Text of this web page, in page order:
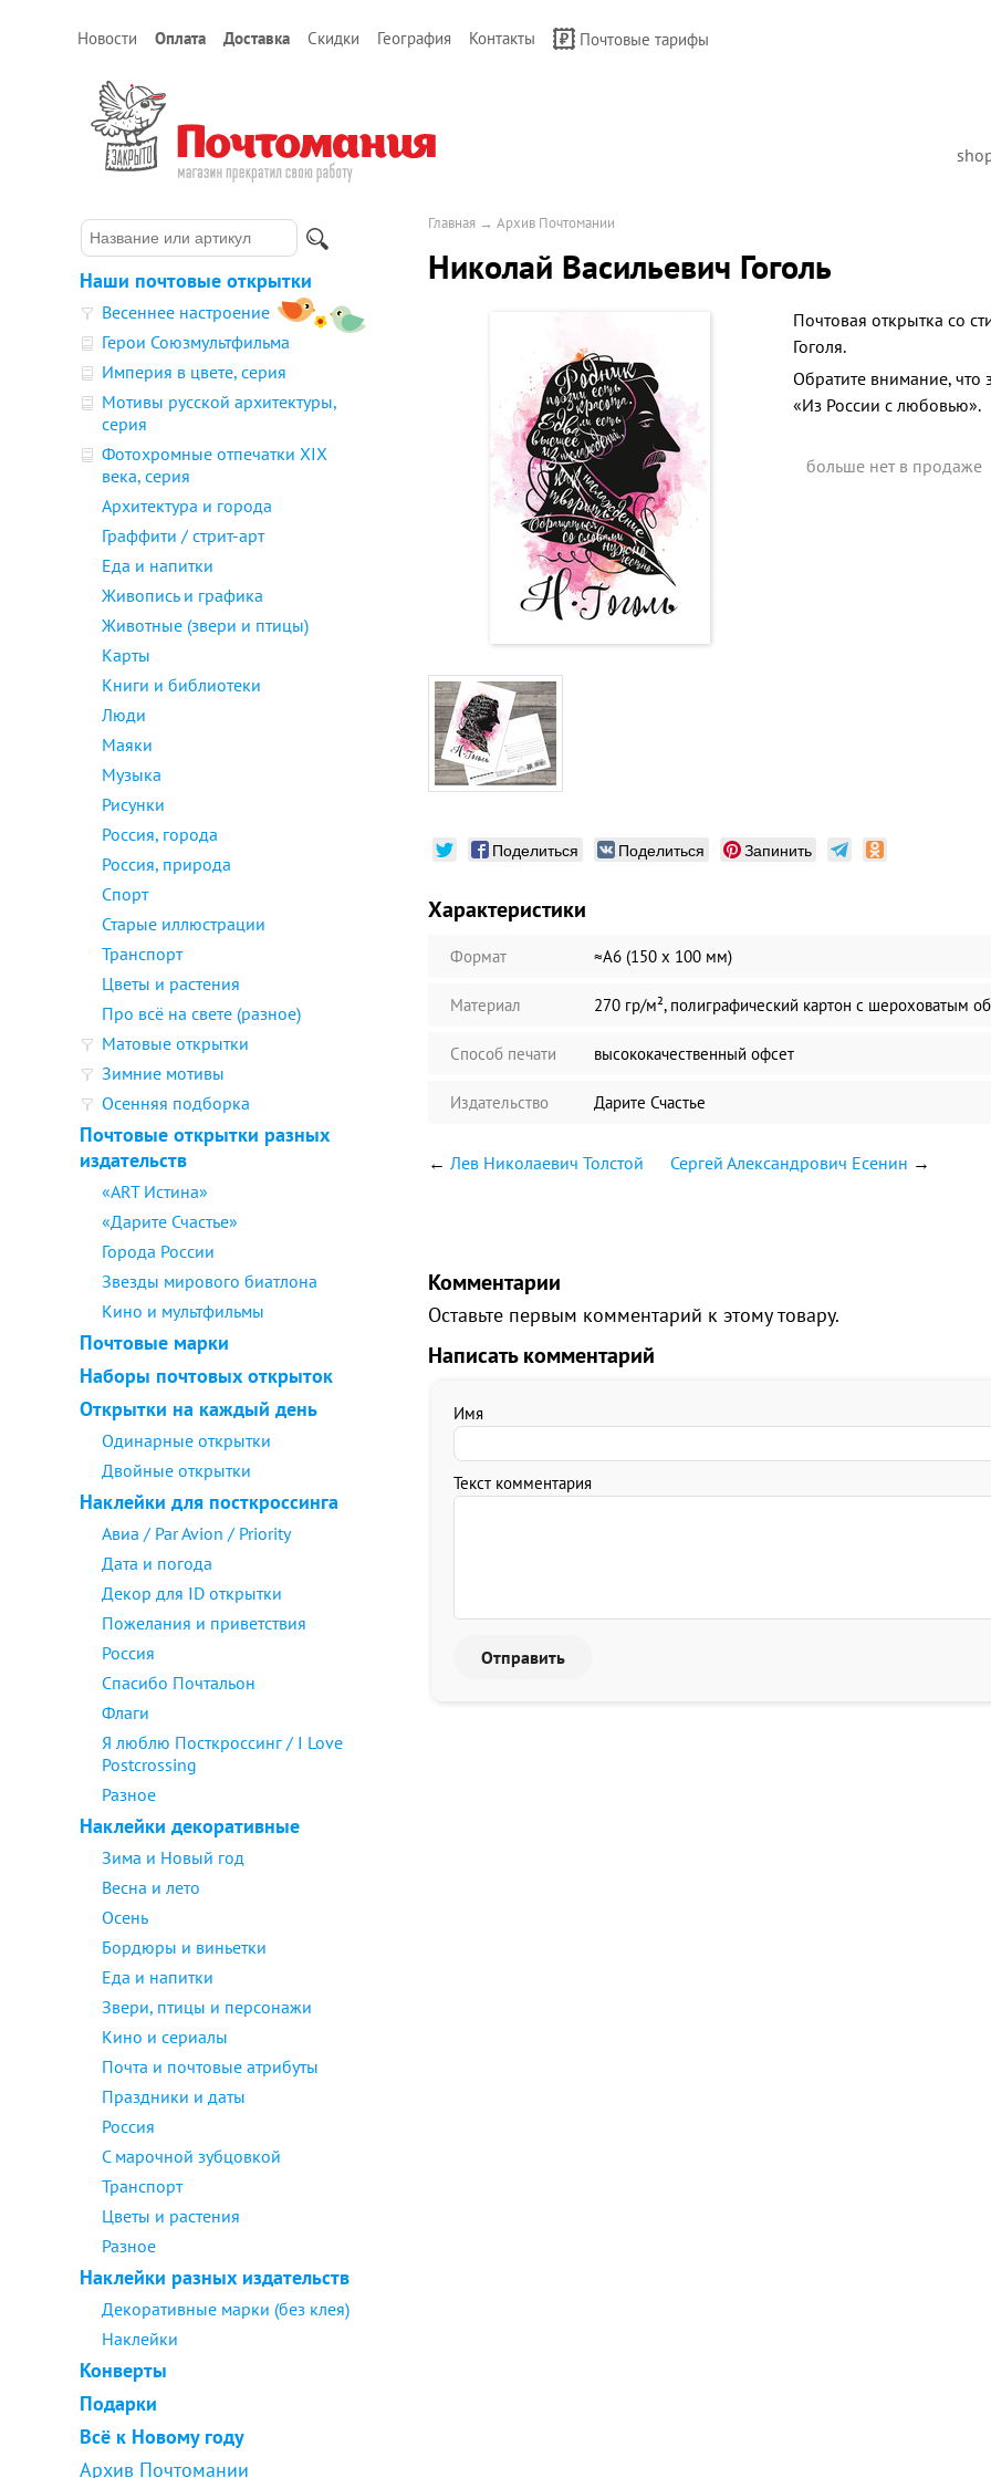
Новости Оплата Доставка Скидки География Контакты Почтовые тарифы
Наши почтовые открытки
Весеннее настроение
Герои Союзмультфильма
Империя в цвете, серия
Мотивы русской архитектуры,
серия
Фотохромные отпечатки XIX
века, серия
Архитектура и города
Граффити / стрит-арт
Еда и напитки
Живопись и графика
Животные (звери и птицы)
Карты
Книги и библиотеки
Люди
Маяки
Музыка
Рисунки
Россия, города
Россия, природа
Спорт
Старые иллюстрации
Транспорт
Цветы и растения
Про всё на свете (разное)
Матовые открытки
Зимние мотивы
Осенняя подборка
Почтовые открытки разных
издательств
«ART Истина»
«Дарите Счастье»
Города России
Звезды мирового биатлона
Кино и мультфильмы
Почтовые марки
Наборы почтовых открыток
Открытки на каждый день
Одинарные открытки
Двойные открытки
Наклейки для посткроссинга
Авиа / Par Avion / Priority
Дата и погода
Декор для ID открытки
Пожелания и приветствия
Россия
Спасибо Почтальон
Флаги
Я люблю Посткроссинг / I Love
Postcrossing
Разное
Наклейки декоративные
Зима и Новый год
Весна и лето
Осень
Бордюры и виньетки
Еда и напитки
Звери, птицы и персонажи
Кино и сериалы
Почта и почтовые атрибуты
Праздники и даты
Россия
С марочной зубцовкой
Транспорт
Цветы и растения
Разное
Наклейки разных издательств
Декоративные марки (без клея)
Наклейки
Конверты
Подарки
Всё к Новому году
Архив Почтомании
Главная → Архив Почтомании
Николай Васильевич Гоголь
Почтовая открытка со
Гоголя.
Обратите внимание, что
«Из России с любовью».
больше нет в продаже
Поделиться Поделиться Запинить
Характеристики
Формат ≈А6 (150 х 100 мм)
Материал 270 гр/м², полиграфический картон с шероховатым
Способ печати высококачественный офсет
Издательство Дарите Счастье
← Лев Николаевич Толстой Сергей Александрович Есенин →
Комментарии
Оставьте первым комментарий к этому товару.
Написать комментарий
Имя
Текст комментария